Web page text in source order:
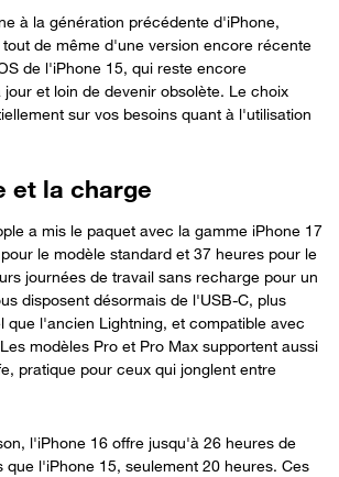
à la génération précédente d'iPhone,
de même d'une version encore récente
de l'iPhone 15, qui reste encore
et loin de devenir obsolète. Le choix
sur vos besoins quant à l'utilisation
et la charge
a mis le paquet avec la gamme iPhone 17
le modèle standard et 37 heures pour le
journées de travail sans recharge pour un
disposent désormais de l'USB-C, plus
que l'ancien Lightning, et compatible avec
modèles Pro et Pro Max supportent aussi
pratique pour ceux qui jonglent entre
l'iPhone 16 offre jusqu'à 26 heures de
que l'iPhone 15, seulement 20 heures. Ces